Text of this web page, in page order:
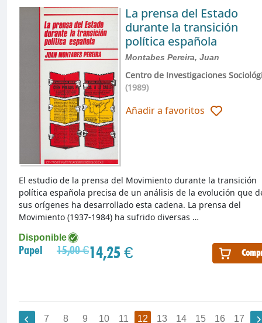
La prensa del Estado
durante la transición
política española
Montabes Pereira, Juan
Centro de Investigaciones
(1989)
Añadir a favoritos
Disponible
Papel 15,00 €14,25 €
El estudio de la prensa del Movimiento durante la transición
política española precisa de un análisis de la evolución que
sus orígenes ha desarrollado esta cadena. La prensa del
Movimiento (1937-1984) ha sufrido diversas …
7 8 9 10 11 12 13 14 15 16 17